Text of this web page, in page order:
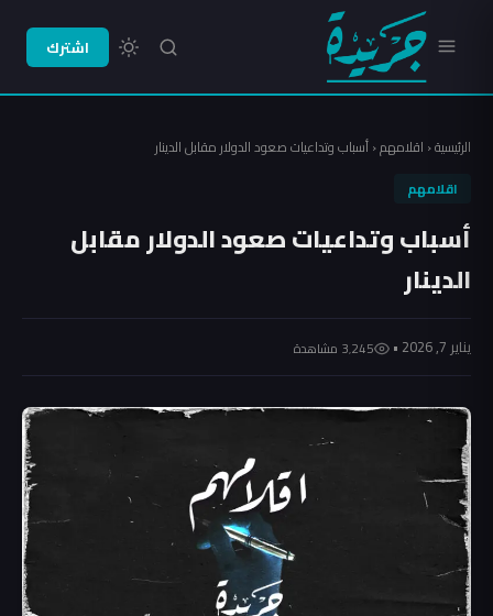
اشترك
الرئيسية‹ اقلامهم‹أسباب وتداعيات صعود الدولار مقابل الدينار
اقلامهم
أسباب وتداعيات صعود الدولار مقابل
الدينار
يناير 7, 2026 • 3٬245 مشاهدة